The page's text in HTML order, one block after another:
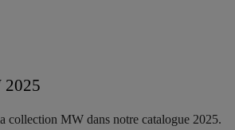
2025
collection MW dans notre catalogue 2025.